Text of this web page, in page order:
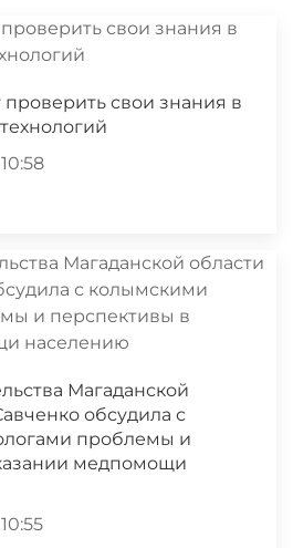
свои знания в
Магаданской
обсудила с
проблемы и
медпомощи